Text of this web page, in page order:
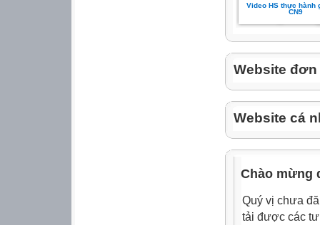
Video HS thực hành
CN9
Website
Website cá
Chào mừng
Quý vị chưa
tải được các